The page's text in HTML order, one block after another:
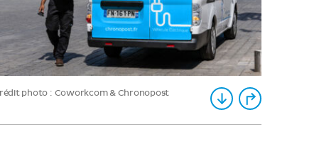
photo : Coworkcom & Chronopost